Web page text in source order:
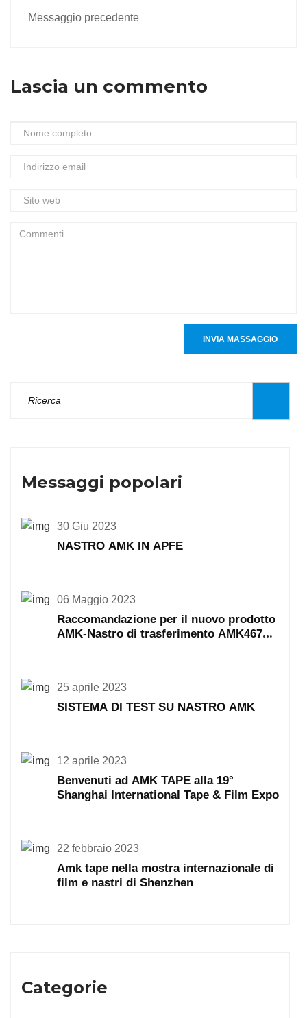
Messaggio precedente
Lascia un commento
INVIA MASSAGGIO
Messaggi popolari
30 Giu 2023
NASTRO AMK IN APFE
06 Maggio 2023
Raccomandazione per il nuovo prodotto
AMK-Nastro di trasferimento AMK467
25 aprile 2023
SISTEMA DI TEST SU NASTRO AMK
12 aprile 2023
Benvenuti ad AMK TAPE alla 19°
Shanghai International Tape & Film Expo
22 febbraio 2023
Amk tape nella mostra internazionale di
film e nastri di Shenzhen
Categorie